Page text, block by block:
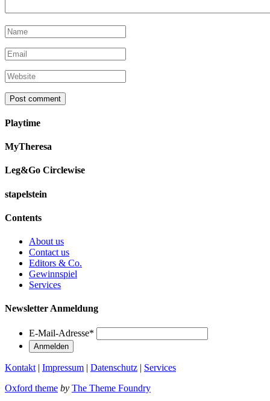
Playtime
MyTheresa
Leg&Go Circlewise
stapelstein
Contents
About us
Contact us
Editors & Co.
Gewinnspiel
Services
Newsletter Anmeldung
E-Mail-Adresse*
Kontakt | Impressum | Datenschutz | Services
Oxford theme by The Theme Foundry